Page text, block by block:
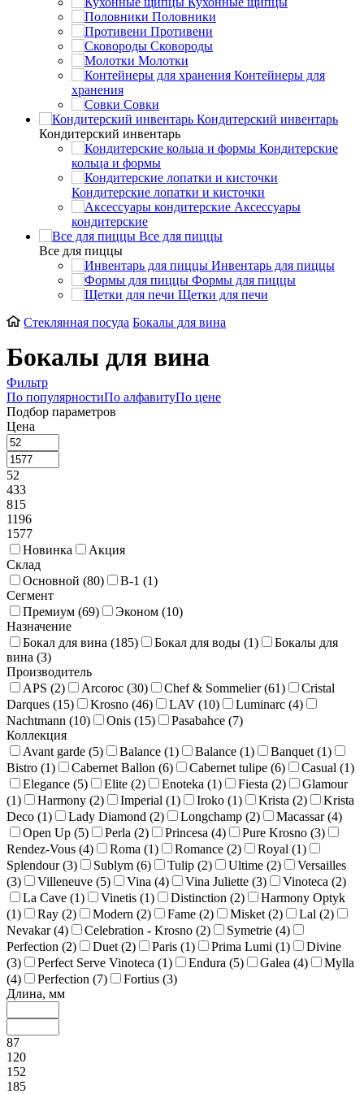
Половники
Противени
Сковороды
Молотки
Контейнеры для
хранения
Совки
Кондитерский инвентарь
Кондитерский инвентарь
Кондитерские
кольца и формы
Кондитерские лопатки и кисточки
Аксессуары
кондитерские
Все для пиццы
Все для пиццы
Инвентарь для пиццы
Формы для пиццы
Щетки для печи
Стеклянная посуда Бокалы для вина
Бокалы для вина
Фильтр
По популярностиПо алфавитуПо цене
Подбор параметров
Цена
52
433
815
1196
1577
Новинка
Акция
Склад
Основной (80) В-1 (1)
Сегмент
Премиум (69) Эконом (10)
Назначение
Бокал для вина (185) Бокал для воды (1)
Бокалы для
вина (3)
Производитель
APS (2) Arcoroc (30) Chef & Sommelier (61)
Cristal
Darques (15) Krosno (46) LAV (10) Luminarc (4)
Nachtmann (10) Onis (15) Pasabahce (7)
Коллекция
Avant garde (5) Balance (1) Balance (1) Banquet (1)
Bistro (1) Cabernet Ballon (6) Cabernet tulipe (6) Casual (1)
Elegance (5) Elite (2) Enoteka (1) Fiesta (2)
Glamour
(1) Harmony (2) Imperial (1) Iroko (1) Krista (2)
Krista
Deco (1) Lady Diamond (2) Longchamp (2) Macassar (4)
Open Up (5) Perla (2) Princesa (4) Pure Krosno (3)
Rendez-Vous (4) Roma (1) Romance (2) Royal (1)
Splendour (3) Sublym (6) Tulip (2) Ultime (2)
Versailles
(3) Villeneuve (5) Vina (4) Vina Juliette (3) Vinoteca (2)
La Cave (1) Vinetis (1) Distinction (2)
Harmony Optyk
(1) Ray (2) Modern (2) Fame (2) Misket (2) Lal (2)
Nevakar (4) Celebration - Krosno (2) Symetrie (4)
Perfection (2) Duet (2) Paris (1) Prima Lumi (1)
Divine
(3) Perfect Serve Vinoteca (1) Endura (5) Galea (4)
Mylla
(4) Perfection (7) Fortius (3)
Длина, мм
87
120
152
185